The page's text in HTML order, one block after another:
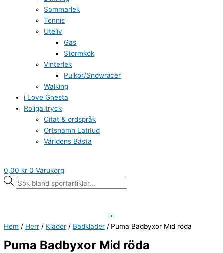
Sommarlek
Tennis
Uteliv
Gas
Stormkök
Vinterlek
Pulkor/Snowracer
Walking
i Love Gnesta
Roliga tryck
Citat & ordspråk
Ortsnamn Latitud
Världens Bästa
0,00 kr 0 Varukorg
Hem / Herr / Kläder / Badkläder / Puma Badbyxor Mid röda
Puma Badbyxor Mid röda